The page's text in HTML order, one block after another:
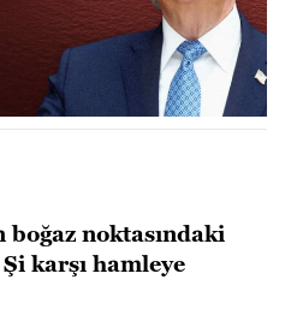
noktasındaki
karşı hamleye